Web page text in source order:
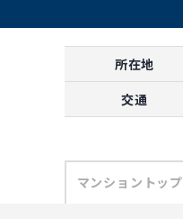
所在地
交通
マンショントップ